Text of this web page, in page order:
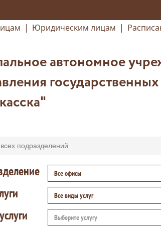
| Юридическим лицам |
автономное
подразделений
Все офисы
Все виды услуг
Выберите услугу